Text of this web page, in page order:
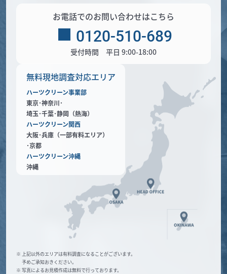
無料現地調査対応エリア
ハーツクリーン事業部
東京･神奈川･
埼玉･千葉･静岡（熱海）
ハーツクリーン関西
大阪･兵庫（一部有料エリア）
･京都
ハーツクリーン沖縄
沖縄
※ 上記以外のエリアは有料調査になることがございます。
予めご承知おきください。
※ 写真によるお見積作成は無料で行っております。
お電話でのお問い合わせはこちら
0120-510-689
受付時間 平日 9:00-18:00